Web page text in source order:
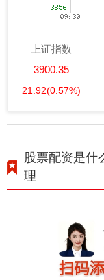
上证指数
3900.35
21.92(0.57%)
股票配资是什
理